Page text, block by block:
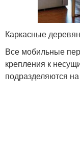
Каркасные
Все мобильные
крепления к
подразделяются